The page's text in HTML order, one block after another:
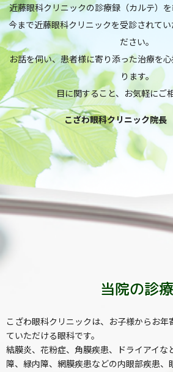
近藤眼科クリニックの診療録（カルテ）を
今まで近藤眼科クリニックを受診されてい
ださい。
お話を伺い、患者様に寄り添った治療を
ります。
目に関すること、お気軽にご
こざわ眼科クリニック院
当院の診療
こざわ眼科クリニックは、お子様からお年
ていただける眼科です。
結膜炎、花粉症、角膜疾患、ドライアイな
障、緑内障、網膜疾患などの内眼部疾患、